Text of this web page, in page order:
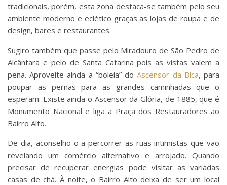
tradicionais, porém, esta zona destaca-se também pelo seu
ambiente moderno e eclético graças as lojas de roupa e de
design, bares e restaurantes.
Sugiro também que passe pelo Miradouro de São Pedro de
Alcântara e pelo de Santa Catarina pois as vistas valem a
pena. Aproveite ainda a “boleia” doAscensor da Bica, para
poupar as pernas para as grandes caminhadas que o
esperam. Existe ainda o Ascensor da Glória, de 1885, que é
Monumento Nacional e liga a Praça dos Restauradores ao
Bairro Alto.
De dia, aconselho-o a percorrer as ruas intimistas que vão
revelando um comércio alternativo e arrojado. Quando
precisar de recuperar energias pode visitar as variadas
casas de chá. À noite, o Bairro Alto deixa de ser um local